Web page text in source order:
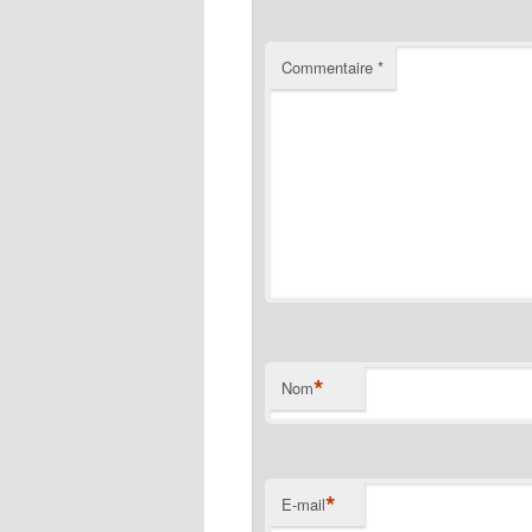
Commentaire *
Nom*
E-mail*